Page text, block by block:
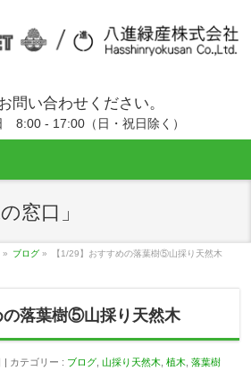
問い合わせください。
8:00 - 17:00（日・祝日除く）
窓口」
» ブログ » 【1/29】おすすめの落葉樹⑤山採り天然木
の落葉樹⑤山採り天然木
カテゴリー : ブログ ,山採り天然木 ,植木 ,落葉樹